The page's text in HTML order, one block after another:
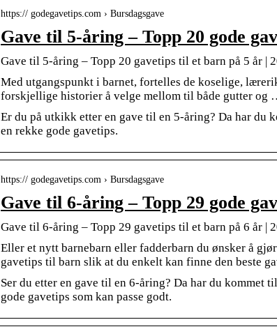
https:// godegavetips.com › Bursdagsgave
Gave til 5-åring – Topp 20 gode
Gave til 5-åring – Topp 20 gavetips til et barn på 5 år |
Med utgangspunkt i barnet, fortelles de koselige,
forskjellige historier å velge mellom til både gutter og
Er du på utkikk etter en gave til en 5-åring? Da har du
en rekke gode gavetips.
https:// godegavetips.com › Bursdagsgave
Gave til 6-åring – Topp 29 gode
Gave til 6-åring – Topp 29 gavetips til et barn på 6 år |
Eller et nytt barnebarn eller fadderbarn du ønsker å
gavetips til barn slik at du enkelt kan finne den beste
Ser du etter en gave til en 6-åring? Da har du kommet
gode gavetips som kan passe godt.